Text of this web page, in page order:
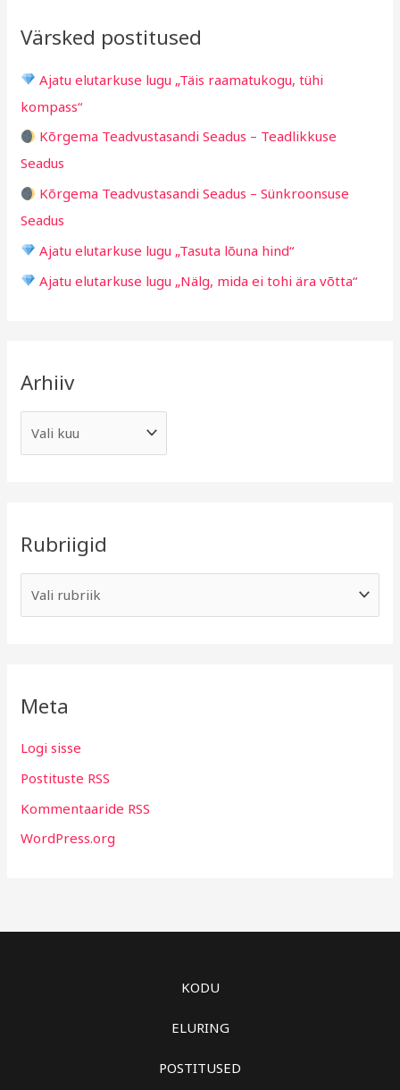
c
o
r
:
Värsked postitused
Ajatu elutarkuse lugu „Täis raamatukogu, tühi
kompass“
Kõrgema Teadvustasandi Seadus – Teadlikkuse
Seadus
Kõrgema Teadvustasandi Seadus – Sünkroonsuse
Seadus
Ajatu elutarkuse lugu „Tasuta lõuna hind“
Ajatu elutarkuse lugu „Nälg, mida ei tohi ära võtta“
Arhiiv
Rubriigid
g
i
d
Meta
Logi sisse
Postituste RSS
Kommentaaride RSS
WordPress.org
KODU
ELURING
POSTITUSED